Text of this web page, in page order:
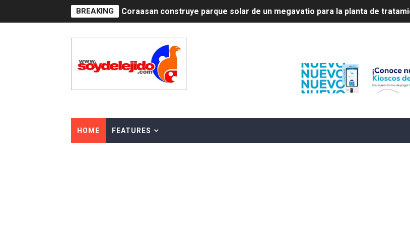
BREAKING Irán apuesta por resistencia en disputa con Estados Unidos
Precio del dólar hoy viernes 7 de agosto de 2026
Un derrumbe en el centro de Cuba deja dos personas muertas y otra herida
HOME FEATURES